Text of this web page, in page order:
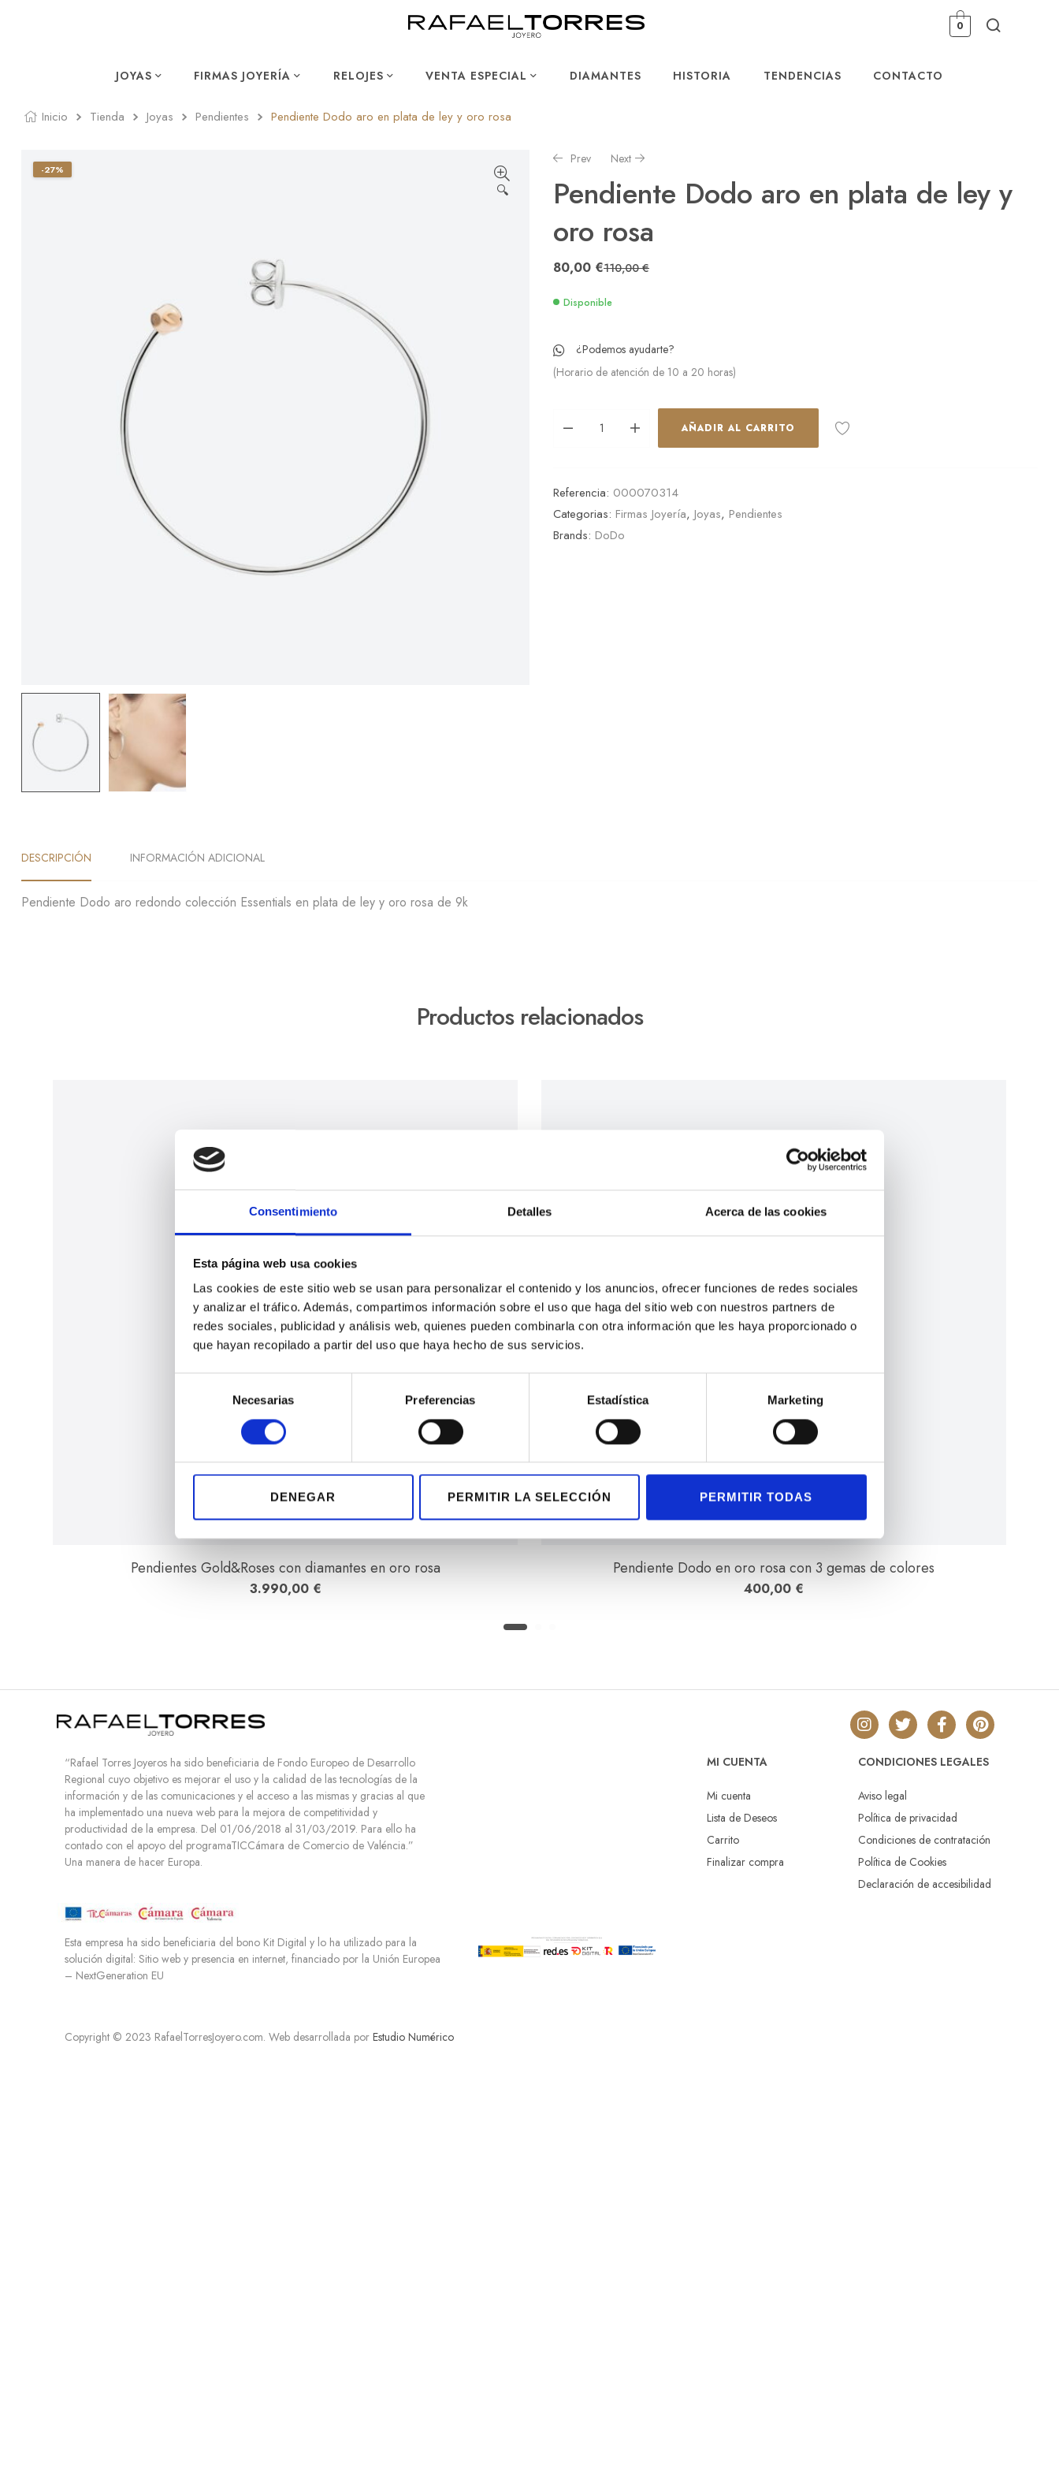
Consentimiento Detalles Acerca de las cookies
Esta página web usa cookies
Las cookies de este sitio web se usan para personalizar el contenido y los anuncios, ofrecer funciones de redes sociales
y analizar el tráfico. Además, compartimos información sobre el uso que haga del sitio web con nuestros partners de
redes sociales, publicidad y análisis web, quienes pueden combinarla con otra información que les haya proporcionado o
que hayan recopilado a partir del uso que haya hecho de sus servicios.
n
e
i
i
e
n
t
o
Necesarias Preferencias Estadística Marketing
DENEGAR PERMITIR LA SELECCIÓN PERMITIR TODAS
0
JOYAS FIRMAS JOYERÍA RELOJES VENTA ESPECIAL DIAMANTES HISTORIA TENDENCIAS CONTACTO
Inicio Tienda Joyas Pendientes Pendiente Dodo aro en plata de ley y oro rosa
🔍
-27%
Prev Next
Pendiente Dodo aro en plata de ley y
oro rosa
110,00€
80,00 €
Disponible
¿Podemos ayudarte?
(Horario de atención de 10 a 20 horas)
AÑADIR AL CARRITO
Referencia: 000070314
Categorias: Firmas Joyería, Joyas, Pendientes
Brands: DoDo
DESCRIPCIÓN INFORMACIÓN ADICIONAL
Pendiente Dodo aro redondo colección Essentials en plata de ley y oro rosa de 9k
Productos relacionados
Pendientes Gold&Roses con diamantes en oro rosa
3.990,00 €
Pendiente Dodo en oro rosa con 3 gemas de colores
400,00 €
“Rafael Torres Joyeros ha sido beneficiaria de Fondo Europeo de Desarrollo
Regional cuyo objetivo es mejorar el uso y la calidad de las tecnologías de la
información y de las comunicaciones y el acceso a las mismas y gracias al que
ha implementado una nueva web para la mejora de competitividad y
productividad de la empresa. Del 01/06/2018 al 31/03/2019. Para ello ha
contado con el apoyo del programaTICCámara de Comercio de Valéncia.”
Una manera de hacer Europa.
MI CUENTA
Mi cuenta
Lista de Deseos
Carrito
Finalizar compra
CONDICIONES LEGALES
Aviso legal
Política de privacidad
Condiciones de contratación
Política de Cookies
Declaración de accesibilidad
Esta empresa ha sido beneficiaria del bono Kit Digital y lo ha utilizado para la
solución digital: Sitio web y presencia en internet, financiado por la Unión Europea
– NextGeneration EU
Copyright © 2023 RafaelTorresJoyero.com. Web desarrollada por Estudio Numérico